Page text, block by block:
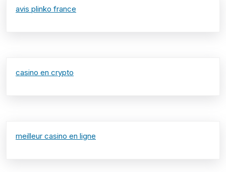
avis plinko france
casino en crypto
meilleur casino en ligne